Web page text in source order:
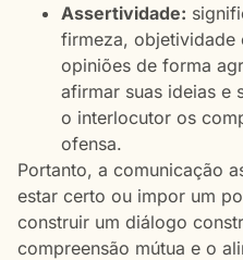
Assertividade:
firmeza, objetividade
opiniões de forma
afirmar suas ideias e
o interlocutor os
ofensa.
Portanto, a comunicação
estar certo ou impor um
construir um diálogo
compreensão mútua e o